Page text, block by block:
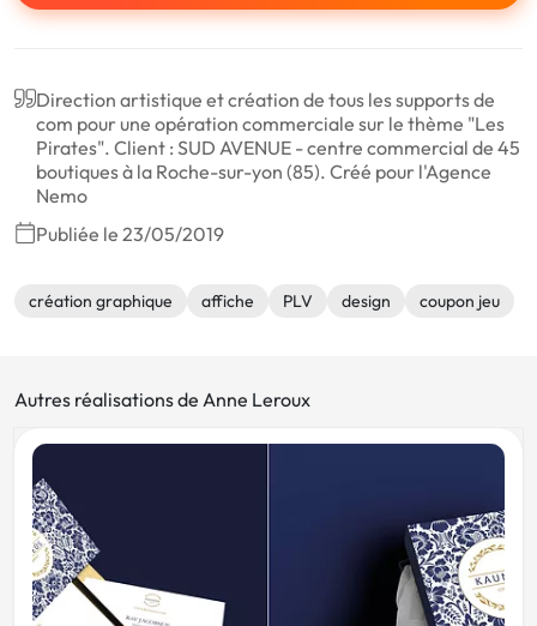
Direction artistique et création de tous les supports de
com pour une opération commerciale sur le thème "Les
Pirates". Client : SUD AVENUE - centre commercial de 45
boutiques à la Roche-sur-yon (85). Créé pour l'Agence
Nemo
Publiée le 23/05/2019
création graphique affiche PLV design coupon jeu
Autres réalisations de Anne Leroux